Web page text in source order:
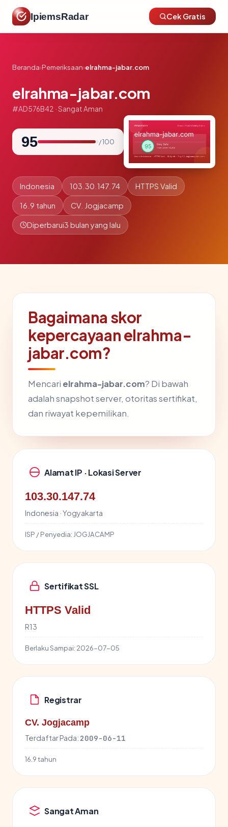
IpiemsRadar Cek Gratis
Beranda›Pemeriksaan›elrahma-jabar.com
elrahma-jabar.com
#AD576B42 · Sangat Aman
95 / 100
Indonesia 103.30.147.74 HTTPS Valid
16.9 tahun CV. Jogjacamp
Diperbarui3 bulan yang lalu
Bagaimana skor
kepercayaan elrahma-
jabar.com?
Mencari elrahma-jabar.com? Di bawah
adalah snapshot server, otoritas sertifikat,
dan riwayat kepemilikan.
Alamat IP · Lokasi Server
103.30.147.74
Indonesia · Yogyakarta
ISP / Penyedia: JOGJACAMP
Sertifikat SSL
HTTPS Valid
R13
Berlaku Sampai: 2026-07-05
Registrar
CV. Jogjacamp
Terdaftar Pada: 2009-06-11
16.9 tahun
Sangat Aman